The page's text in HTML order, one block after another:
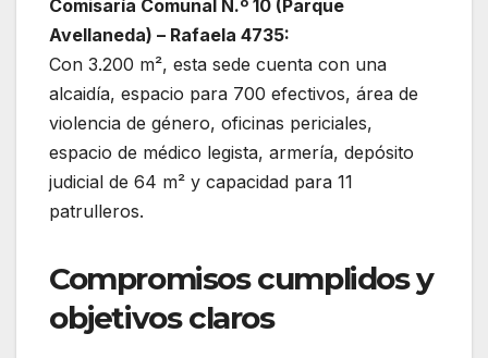
Comisaría Comunal N.º 10 (Parque
Avellaneda) – Rafaela 4735:
Con 3.200 m², esta sede cuenta con una
alcaidía, espacio para 700 efectivos, área de
violencia de género, oficinas periciales,
espacio de médico legista, armería, depósito
judicial de 64 m² y capacidad para 11
patrulleros.
Compromisos cumplidos y
objetivos claros